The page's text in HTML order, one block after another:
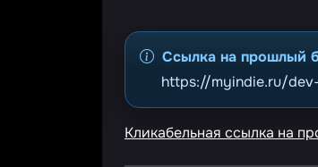
Ссылка на прошлый
https://myindie.ru/
Кликабельная ссылка на